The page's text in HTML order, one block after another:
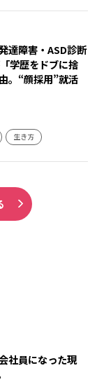
達障害・ASD診断
学歴をドブに捨
。“顔採用”就活
生き方
社員になった現